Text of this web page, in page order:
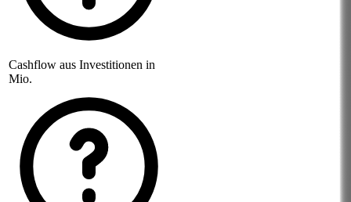
Cashflow aus Investitionen in
Mio.